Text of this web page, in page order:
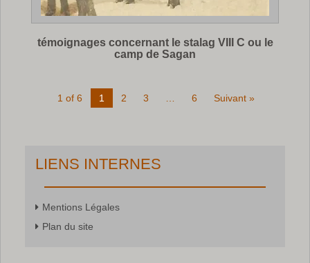
témoignages concernant le stalag VIII C ou le
camp de Sagan
1 of 6 1 2 3 6 Suivant »
LIENS INTERNES
Mentions Légales
Plan du site